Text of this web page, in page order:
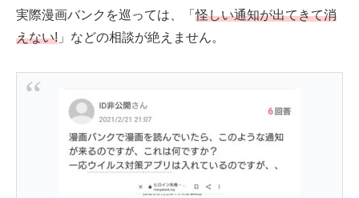
実際漫画バンクを巡っては、「怪しい通知が出てきて消
えない! 」などの相談が絶えません。